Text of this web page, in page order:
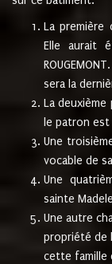
La première
Elle aurait
sera la
La deuxième
le patron est
Une
vocable de
Une
sainte
Une autre
propriété de
cette famille